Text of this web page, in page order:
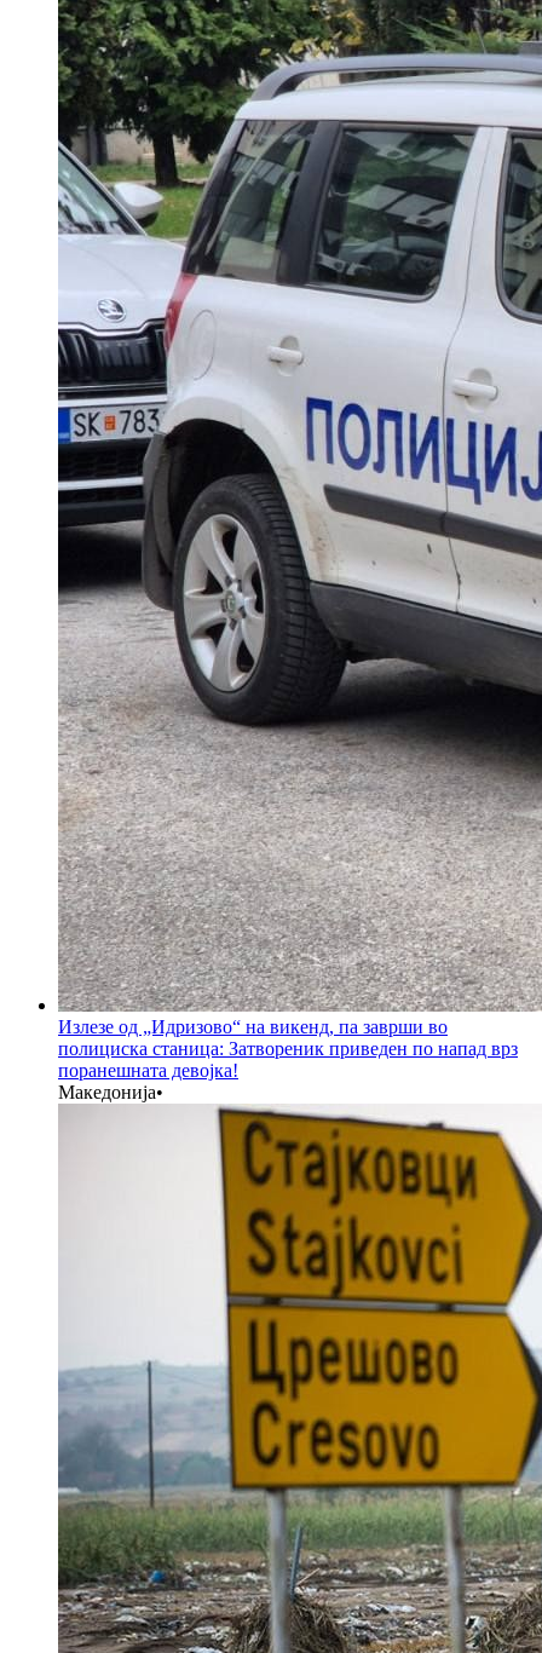
Излезе од „Идризово“ на викенд, па заврши во
полициска станица: Затвореник приведен по напад врз
поранешната девојка!
Македонија•